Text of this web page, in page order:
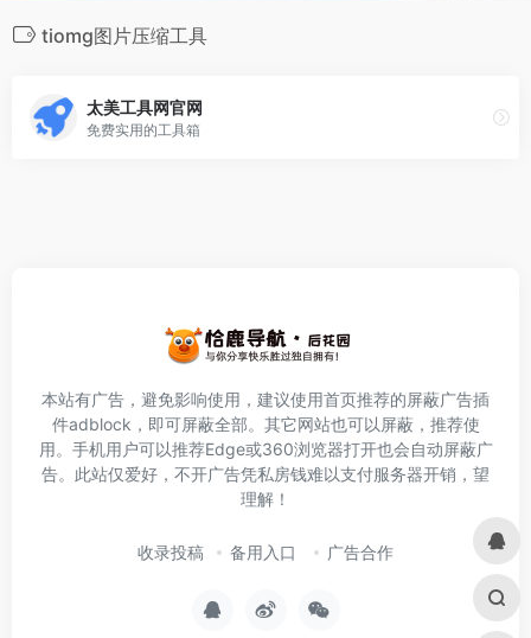
tiomg图片压缩工具
太美工具网官网
免费实用的工具箱
本站有广告，避免影响使用，建议使用首页推荐的屏蔽广告插
件adblock ，即可屏蔽全部。其它网站也可以屏蔽，推荐使
用。手机用户可以推荐Edge或360浏览器打开也会自动屏蔽广
告。此站仅爱好，不开广告凭私房钱难以支付服务器开销，望
理解！
收录投稿 备用入口 广告合作